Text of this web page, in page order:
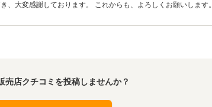
、大変感謝しております。 これからも、よろしくお願いします。
売店クチコミを投稿しませんか？